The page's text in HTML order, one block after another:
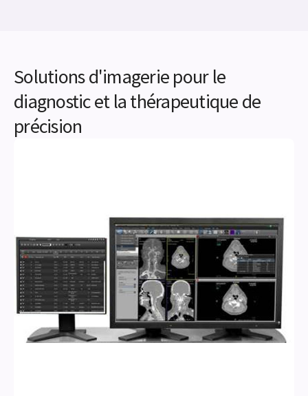
Solutions d'imagerie pour le
diagnostic et la thérapeutique de
précision